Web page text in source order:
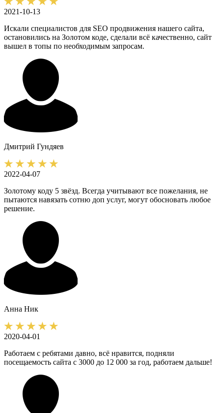
2021-10-13
Искали специалистов для SEO продвижения нашего сайта,
остановились на Золотом коде, сделали всё качественно, сайт
вышел в топы по необходимым запросам.
Дмитрий Гундяев
2022-04-07
Золотому коду 5 звёзд. Всегда учитывают все пожелания, не
пытаются навязать сотню доп услуг, могут обосновать любое
решение.
Анна Ник
2020-04-01
Работаем с ребятами давно, всё нравится, подняли
посещаемость сайта с 3000 до 12 000 за год, работаем дальше!